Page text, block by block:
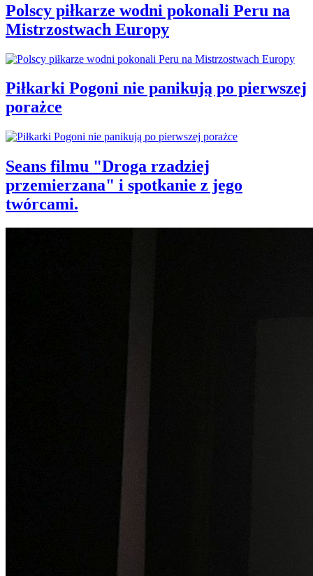
Polscy piłkarze wodni pokonali Peru na
Mistrzostwach Europy
Piłkarki Pogoni nie panikują po pierwszej
porażce
Seans filmu "Droga rzadziej
przemierzana" i spotkanie z jego
twórcami.